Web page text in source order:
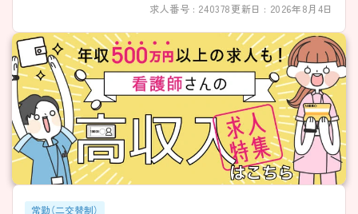
度」と業務負担が軽減された環境 ・有給休暇の取得も進んでおり、休みや
すい職場です ・日勤・夜勤の役割が分かれており、無理のない勤務体制 →
日々の業務に追われすぎず、メリハリをつけて働けます
――――――――――――――― ■ 子育て世代も安心のサポート体制
――――――――――――――― ライフイベントと両立しながら働き
やすい職場です。 ・24時間利用可能な託児所を完備 ・育児と仕事を両立
するスタッフも多数在籍 ・働き方の相談がしやすい環境 → 長く働き続
けたい方にぴったりです♪ ――――――――――――――― ■ 未経験
でも安心♪段階的な教育体制 ――――――――――――――― 成長を
しっかり支える仕組みがあります。 ・プリセプター制度で基礎から丁寧
にサポート ・クリニカルラダーで段階的にスキルアップ可能 ・院内外の
研修参加で知識・技術の向上を支援 → 自分のペースで着実に成長できま
す ――――――――――――――― ■ 幅広い経験が積める地域医療の
中心的存在 ――――――――――――――― 多様な症例と関われる環
求人番号 : 240378更新日 : 2026年8月4日
常勤（二交替制）